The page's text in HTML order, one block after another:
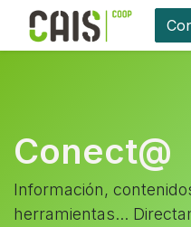
Conect@
Información,
herramientas...